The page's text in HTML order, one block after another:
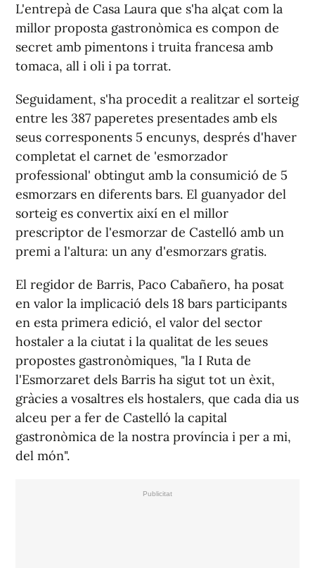
L'entrepà de Casa Laura que s'ha alçat com la
millor proposta gastronòmica es compon de
secret amb pimentons i truita francesa amb
tomaca, all i oli i pa torrat.
Seguidament, s'ha procedit a realitzar el sorteig
entre les 387 paperetes presentades amb els
seus corresponents 5 encunys, després d'haver
completat el carnet de 'esmorzador
professional' obtingut amb la consumició de 5
esmorzars en diferents bars. El guanyador del
sorteig es convertix així en el millor
prescriptor de l'esmorzar de Castelló amb un
premi a l'altura: un any d'esmorzars gratis.
El regidor de Barris, Paco Cabañero, ha posat
en valor la implicació dels 18 bars participants
en esta primera edició, el valor del sector
hostaler a la ciutat i la qualitat de les seues
propostes gastronòmiques, "la I Ruta de
l'Esmorzaret dels Barris ha sigut tot un èxit,
gràcies a vosaltres els hostalers, que cada dia us
alceu per a fer de Castelló la capital
gastronòmica de la nostra província i per a mi,
del món".